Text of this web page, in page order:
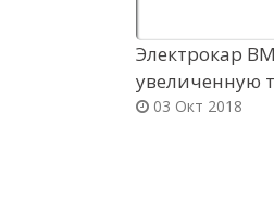
Электрокар
увеличенную
03 Окт 2018